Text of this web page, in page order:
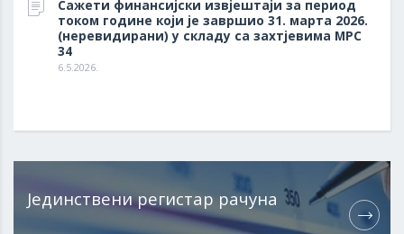
Сажети финансијски извјештаји за период
током године који је завршио 31. марта 2026.
(неревидирани) у складу са захтјевима МРС
34
6.5.2026.
Јединствени регистар рачуна